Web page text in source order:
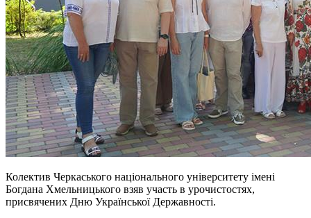
Колектив Черкаського національного університету імені
Богдана Хмельницького взяв участь в урочистостях,
присвячених Дню Української Державності.